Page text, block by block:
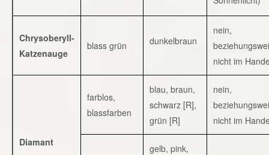
Chrysoberyll-
Katzenauge
blass grün dunkelbraun
nein,
nicht im
Diamant
farblos,
blassfarben
blau, braun,
schwarz [R],
grün [R]
nein,
nicht im
gelb, pink,